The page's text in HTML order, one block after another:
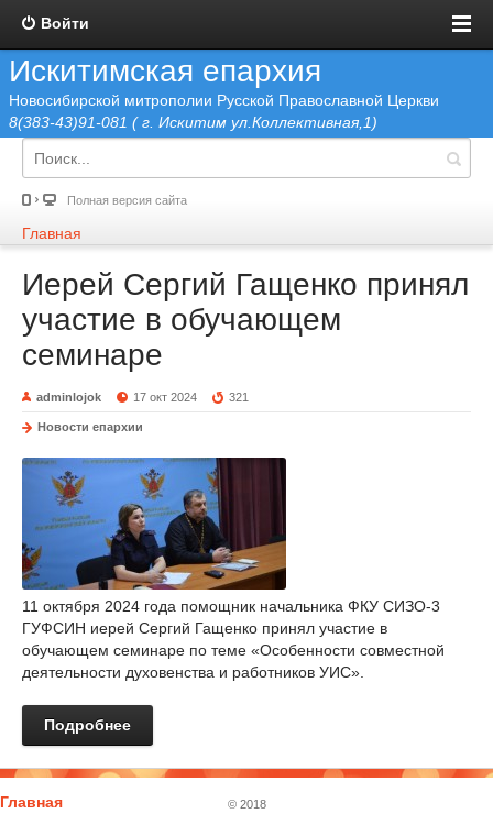
Войти
Искитимская епархия
Новосибирской митрополии Русской Православной Церкви
8(383-43)91-081 ( г. Искитим ул.Коллективная,1)
Полная версия сайта
Главная
Иерей Сергий Гащенко принял
участие в обучающем
семинаре
adminlojok 17 окт 2024 321
Новости епархии
11 октября 2024 года помощник начальника ФКУ СИЗО-3
ГУФСИН иерей Сергий Гащенко принял участие в
обучающем семинаре по теме «Особенности совместной
деятельности духовенства и работников УИС».
Подробнее
Главная
© 2018